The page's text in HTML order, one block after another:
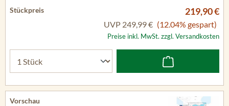
219,90 €
UVP 249,99 € (12.04% gespart)
Preise inkl. MwSt. zzgl. Versandkosten